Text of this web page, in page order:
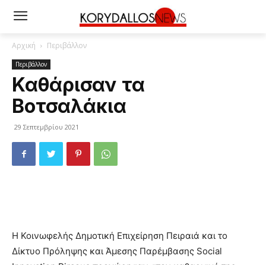
Αρχική Περιβάλλον
Περιβάλλον
Καθάρισαν τα
Βοτσαλάκια
29 Σεπτεμβρίου 2021
Η Κοινωφελής Δημοτική Επιχείρηση Πειραιά και το
Δίκτυο Πρόληψης και Άμεσης Παρέμβασης Social